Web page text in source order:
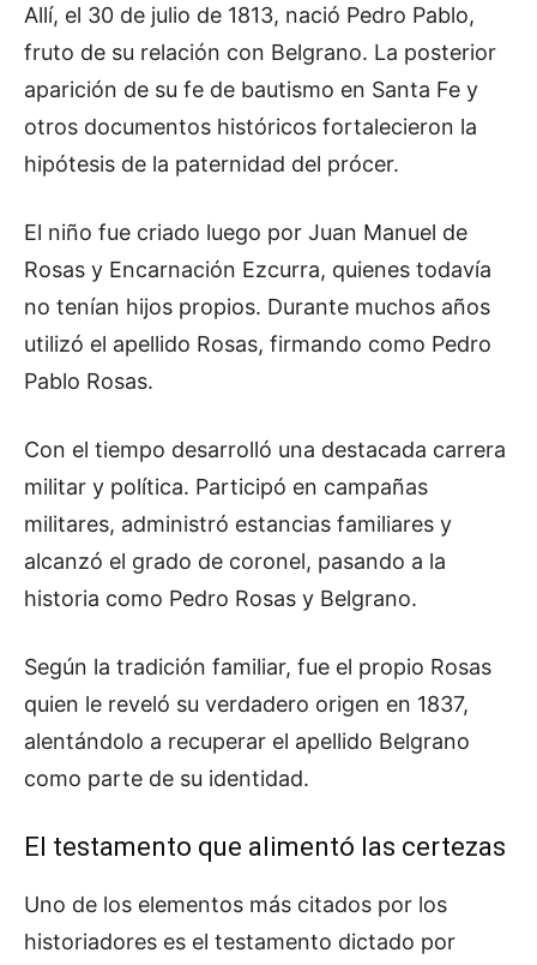
Allí, el 30 de julio de 1813, nació Pedro Pablo,
fruto de su relación con Belgrano. La posterior
aparición de su fe de bautismo en Santa Fe y
otros documentos históricos fortalecieron la
hipótesis de la paternidad del prócer.
El niño fue criado luego por Juan Manuel de
Rosas y Encarnación Ezcurra, quienes todavía
no tenían hijos propios. Durante muchos años
utilizó el apellido Rosas, firmando como Pedro
Pablo Rosas.
Con el tiempo desarrolló una destacada carrera
militar y política. Participó en campañas
militares, administró estancias familiares y
alcanzó el grado de coronel, pasando a la
historia como Pedro Rosas y Belgrano.
Según la tradición familiar, fue el propio Rosas
quien le reveló su verdadero origen en 1837,
alentándolo a recuperar el apellido Belgrano
como parte de su identidad.
El testamento que alimentó las certezas
Uno de los elementos más citados por los
historiadores es el testamento dictado por